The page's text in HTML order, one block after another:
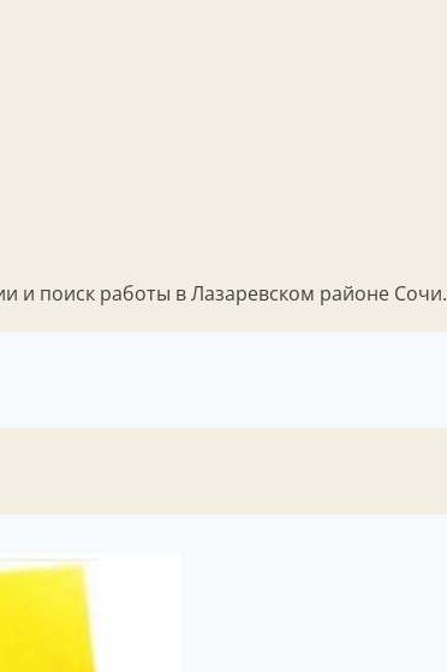
и поиск работы в Лазаревском районе Сочи.